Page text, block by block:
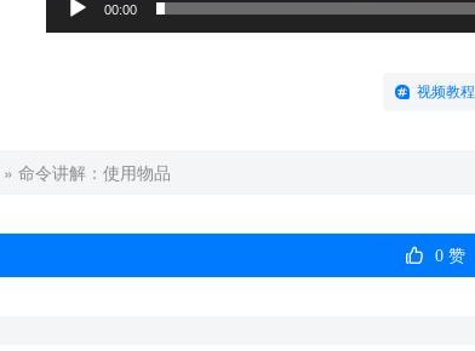
00:00
视频教程
» 命令讲解：使用物品
 0赞